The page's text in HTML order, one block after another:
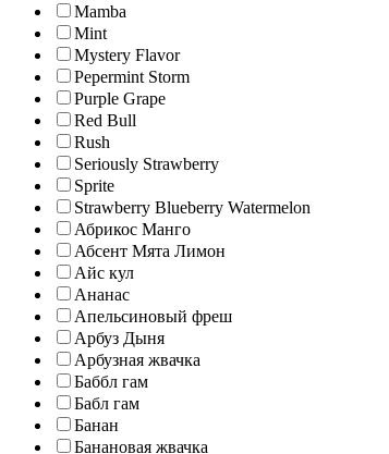
Mamba
Mint
Mystery Flavor
Pepermint Storm
Purple Grape
Red Bull
Rush
Seriously Strawberry
Sprite
Strawberry Blueberry Watermelon
Абрикос Манго
Абсент Мята Лимон
Айс кул
Ананас
Апельсиновый фреш
Арбуз Дыня
Арбузная жвачка
Баббл гам
Бабл гам
Банан
Банановая жвачка